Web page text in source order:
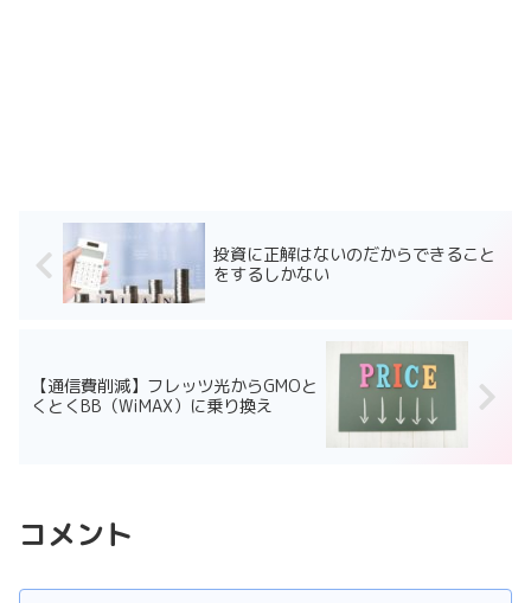
投資に正解はないのだからできること
をするしかない
【通信費削減】フレッツ光からGMOと
くとくBB（WiMAX）に乗り換え
コメント